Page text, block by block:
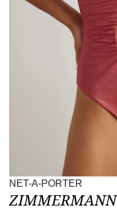
NET-A-PORTER
ZIMMERMANN